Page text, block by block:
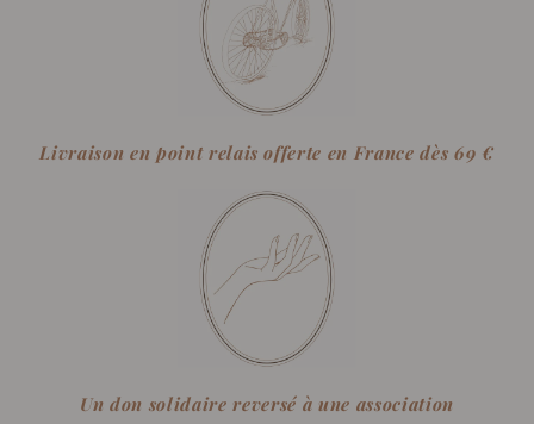
Livraison en point relais offerte en France dès 69 €
Un don solidaire reversé à une association